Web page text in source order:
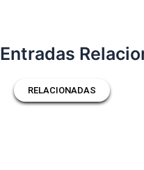
Entradas
RELACIONADAS